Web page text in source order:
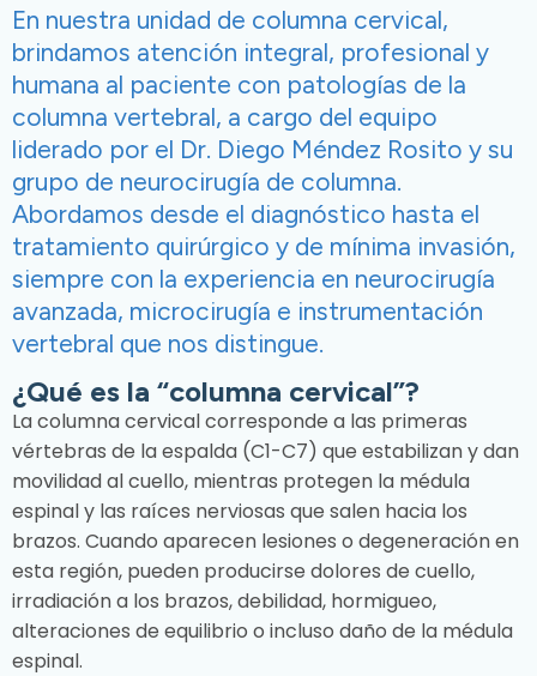
En nuestra unidad de columna cervical,
brindamos atención integral, profesional y
humana al paciente con patologías de la
columna vertebral, a cargo del equipo
liderado por el Dr. Diego Méndez Rosito y su
grupo de neurocirugía de columna.
Abordamos desde el diagnóstico hasta el
tratamiento quirúrgico y de mínima invasión,
siempre con la experiencia en neurocirugía
avanzada, microcirugía e instrumentación
vertebral que nos distingue.
¿Qué es la “columna cervical”?
La columna cervical corresponde a las primeras
vértebras de la espalda (C1-C7) que estabilizan y dan
movilidad al cuello, mientras protegen la médula
espinal y las raíces nerviosas que salen hacia los
brazos. Cuando aparecen lesiones o degeneración en
esta región, pueden producirse dolores de cuello,
irradiación a los brazos, debilidad, hormigueo,
alteraciones de equilibrio o incluso daño de la médula
espinal.